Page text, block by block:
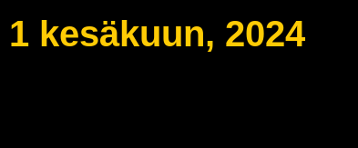
1 kesäkuun, 2024